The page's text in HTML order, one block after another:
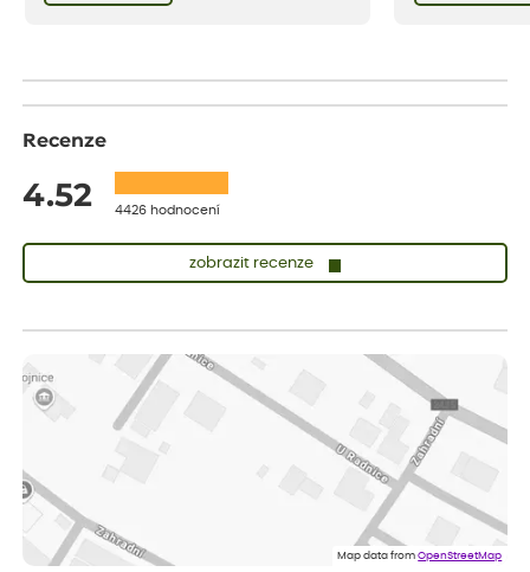
bezstarostnosti dětství při mlsání babiččina
Recenze
4.52 4426 hodnocení
zobrazit recenze
Vše přišlo velice rychle krásně zabalené. Rostlinky po přesazení
velice dobře prospívají
Jarda
Dobrý den, byli jsme spokojeni
Eshop, objednání bylo v pořádku, žádný problém. Jen jsem byla
smutná z dodávky jedné kytky, která nebyla v nejlepší kondici a i
Map data fromOpenStreetMap